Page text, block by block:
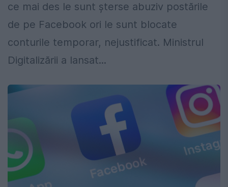
ce mai des le sunt șterse abuziv postările
de pe Facebook ori le sunt blocate
conturile temporar, nejustificat. Ministrul
Digitalizării a lansat...